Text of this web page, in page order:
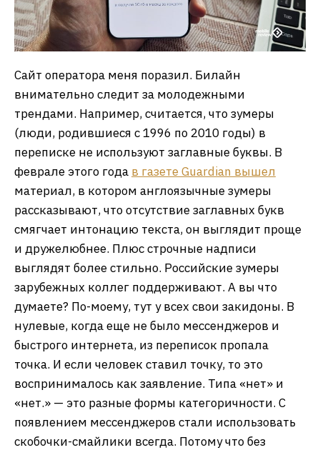
Сайт оператора меня поразил. Билайн
внимательно следит за молодежными
трендами. Например, считается, что зумеры
(люди, родившиеся с 1996 по 2010 годы) в
переписке не используют заглавные буквы. В
феврале этого года в газете Guardian вышел
материал, в котором англоязычные зумеры
рассказывают, что отсутствие заглавных букв
смягчает интонацию текста, он выглядит проще
и дружелюбнее. Плюс строчные надписи
выглядят более стильно. Российские зумеры
зарубежных коллег поддерживают. А вы что
думаете? По-моему, тут у всех свои закидоны. В
нулевые, когда еще не было мессенджеров и
быстрого интернета, из переписок пропала
точка. И если человек ставил точку, то это
воспринималось как заявление. Типа «нет» и
«нет.» — это разные формы категоричности. С
появлением мессенджеров стали использовать
скобочки-смайлики всегда. Потому что без